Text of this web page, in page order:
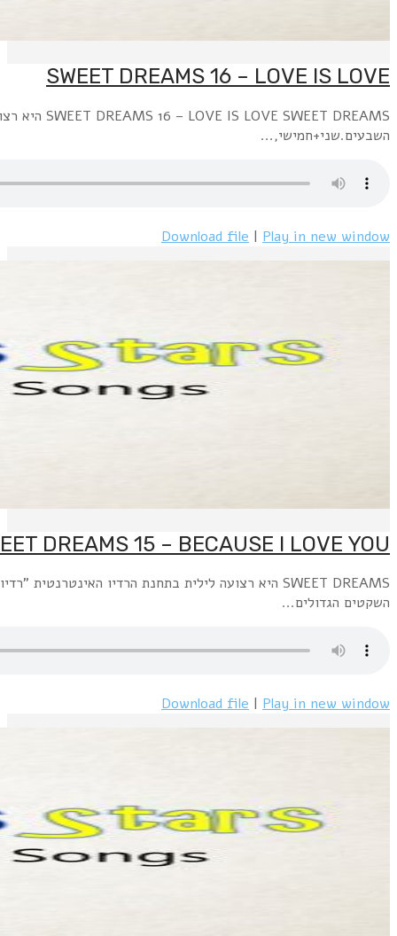
SWEET DREAMS 16 – LOVE IS LOVE SWEET DREAMS היא רצועה לילית בתחנת הרדיו האינטרנטית "רדיו פלוס" www.radioplus.co.ilראשון + רביעי, חצות עד 6 בבוקר: השירים השקטים הגדולים משנות
SWEET DREAMS היא רצועה לילית בתחנת הרדיו האינטרנטית "רדיו פלוס" www.radioplus.co.ilראשון + רביעי, חצות עד 6 בבוקר: השירים השקטים הגדולים משנות השבעים.שני+חמישי, חצות עד 6 בבוקר: השירים